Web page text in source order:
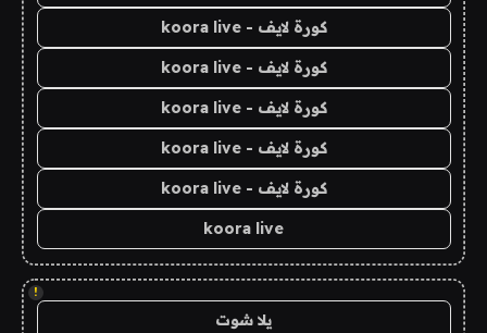
كورة لايف - koora live
كورة لايف - koora live
كورة لايف - koora live
كورة لايف - koora live
كورة لايف - koora live
koora live
!
يلا شوت